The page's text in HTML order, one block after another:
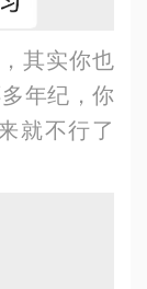
其实你也
年纪，你
就不行了